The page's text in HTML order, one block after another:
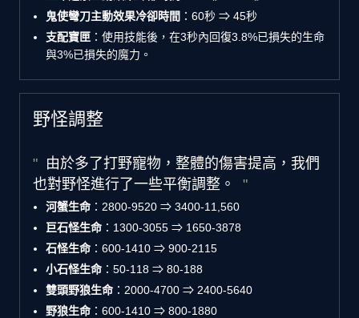
鬼使彎刀主動效果冷卻時間 ：60秒 ⇒ 45秒
支配寶匣 ：使用技能後，在3秒內回復3.8%已損失的生命
與3%已損失的魔力。
野怪調整
由於多了打野寵物，整體的傷害提高，我們
也對野怪進行了一些平衡調整。
河蟹生命 ：2800-9520 ⇒ 3400-11,560
巨石怪生命 ：1300-3055 ⇒ 1650-3878
石怪生命 ：600-1410 ⇒ 900-2115
小石怪生命 ：50-118 ⇒ 80-188
雙頭野狼生命 ：2000-4700 ⇒ 2400-5640
野狼生命 ：600-1410 ⇒ 800-1880